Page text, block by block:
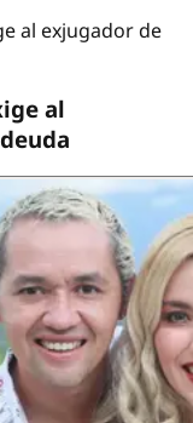
al exjugador de
al